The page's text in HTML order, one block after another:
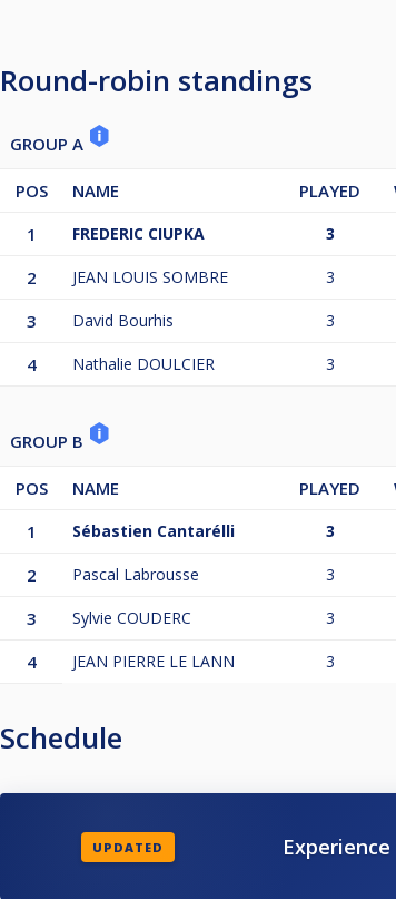
Round-robin standings
GROUP A
POS NAME PLAYED
1
FREDERIC CIUPKA 3
2 JEAN LOUIS SOMBRE 3
3 David Bourhis 3
4 Nathalie DOULCIER 3
GROUP B
POS NAME PLAYED
1
Sébastien Cantarélli 3
2 Pascal Labrousse 3
3 Sylvie COUDERC 3
4 JEAN PIERRE LE LANN 3
Schedule
UPDATED